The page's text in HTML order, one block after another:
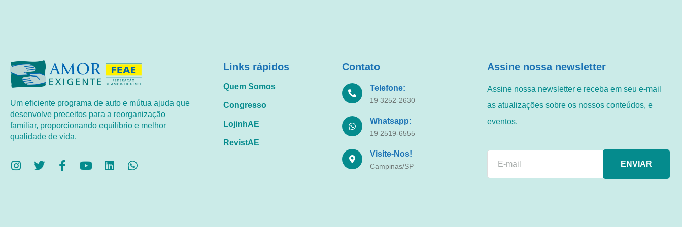
Um eficiente programa de auto e mútua ajuda que
desenvolve preceitos para a reorganização
familiar, proporcionando equilíbrio e melhor
qualidade de vida.
Links rápidos
Quem Somos
Congresso
LojinhAE
RevistAE
Contato
Telefone:
19 3252-2630
Whatsapp:
19 2519-6555
Visite-Nos!
Campinas/SP
Assine nossa newsletter
Assine nossa newsletter e receba em seu e-mail
as atualizações sobre os nossos conteúdos, e
eventos.
ENVIAR